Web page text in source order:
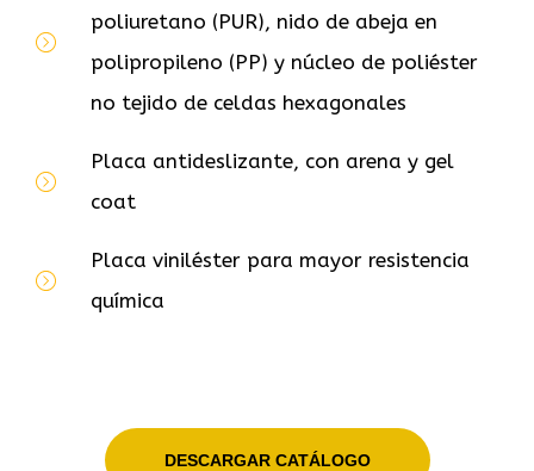
poliuretano (PUR), nido de abeja en
polipropileno (PP) y núcleo de poliéster
no tejido de celdas hexagonales
Placa antideslizante, con arena y gel
coat
Placa viniléster para mayor resistencia
química
DESCARGAR CATÁLOGO